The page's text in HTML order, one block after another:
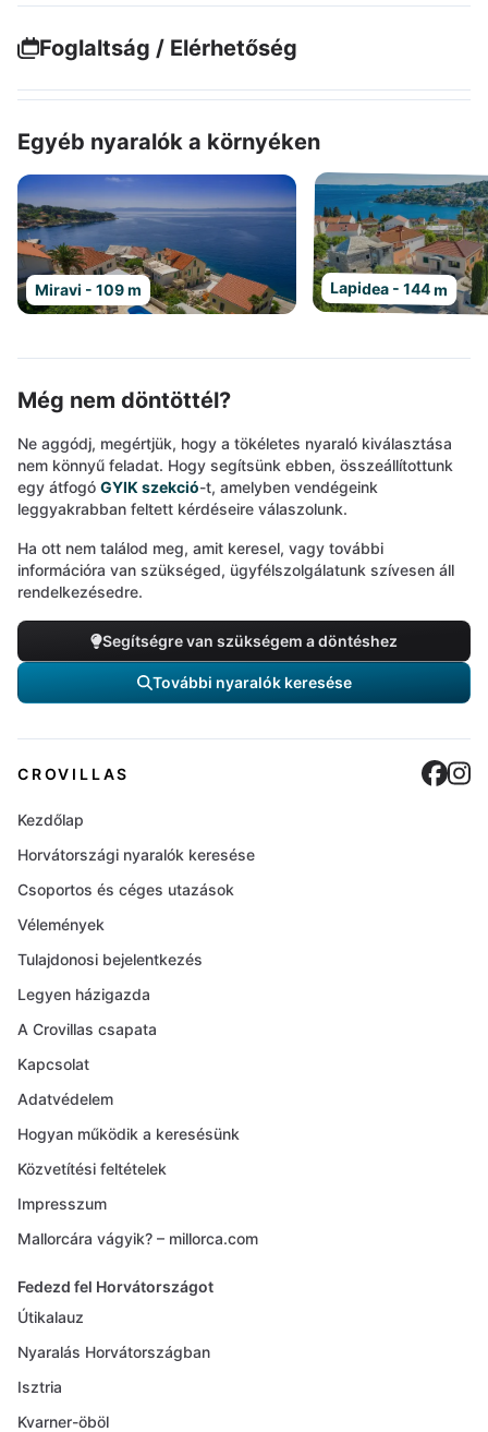
Foglaltság / Elérhetőség
Egyéb nyaralók a környéken
Miravi - 109 m Lapidea - 144 m
Még nem döntöttél?
Ne aggódj, megértjük, hogy a tökéletes nyaraló kiválasztása
nem könnyű feladat. Hogy segítsünk ebben, összeállítottunk
egy átfogó GYIK szekció-t, amelyben vendégeink
leggyakrabban feltett kérdéseire válaszolunk.
Ha ott nem találod meg, amit keresel, vagy további
információra van szükséged, ügyfélszolgálatunk szívesen áll
rendelkezésedre.
Segítségre van szükségem a döntéshez
További nyaralók keresése
CROVILLAS
Kezdőlap
Horvátországi nyaralók keresése
Csoportos és céges utazások
Vélemények
Tulajdonosi bejelentkezés
Legyen házigazda
A Crovillas csapata
Kapcsolat
Adatvédelem
Hogyan működik a keresésünk
Közvetítési feltételek
Impresszum
Mallorcára vágyik? – millorca.com
Fedezd fel Horvátországot
Útikalauz
Nyaralás Horvátországban
Isztria
Kvarner-öböl